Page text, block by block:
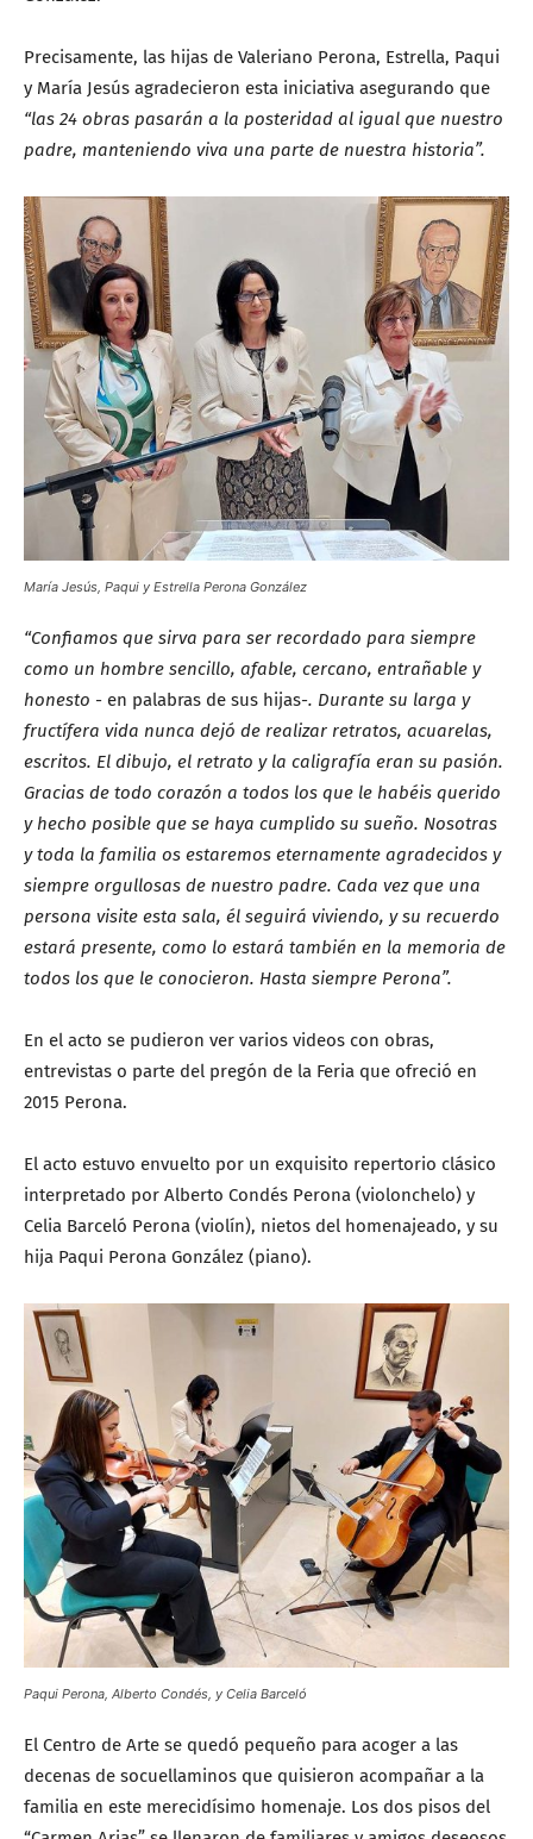
Precisamente, las hijas de Valeriano Perona, Estrella, Paqui
y María Jesús agradecieron esta iniciativa asegurando que
“las 24 obras pasarán a la posteridad al igual que nuestro
padre, manteniendo viva una parte de nuestra historia”.
María Jesús, Paqui y Estrella Perona González
“Confiamos que sirva para ser recordado para siempre
como un hombre sencillo, afable, cercano, entrañable y
honesto - en palabras de sus hijas-. Durante su larga y
fructífera vida nunca dejó de realizar retratos, acuarelas,
escritos. El dibujo, el retrato y la caligrafía eran su pasión.
Gracias de todo corazón a todos los que le habéis querido
y hecho posible que se haya cumplido su sueño. Nosotras
y toda la familia os estaremos eternamente agradecidos y
siempre orgullosas de nuestro padre. Cada vez que una
persona visite esta sala, él seguirá viviendo, y su recuerdo
estará presente, como lo estará también en la memoria de
todos los que le conocieron. Hasta siempre Perona”.
En el acto se pudieron ver varios videos con obras,
entrevistas o parte del pregón de la Feria que ofreció en
2015 Perona.
El acto estuvo envuelto por un exquisito repertorio clásico
interpretado por Alberto Condés Perona (violonchelo) y
Celia Barceló Perona (violín), nietos del homenajeado, y su
hija Paqui Perona González (piano).
Paqui Perona, Alberto Condés, y Celia Barceló
El Centro de Arte se quedó pequeño para acoger a las
decenas de socuellaminos que quisieron acompañar a la
familia en este merecidísimo homenaje. Los dos pisos del